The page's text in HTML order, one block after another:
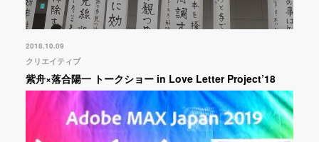
2018.10.09
クリエイティブ
紫舟×落合陽一 トークショー in Love Letter Project’18